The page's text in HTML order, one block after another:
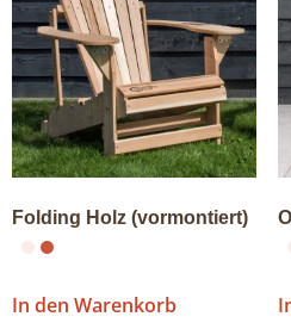
Folding Holz (vormontiert)
In den Warenkorb